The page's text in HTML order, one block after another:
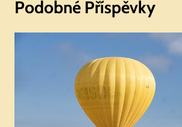
Podobné Příspěvky